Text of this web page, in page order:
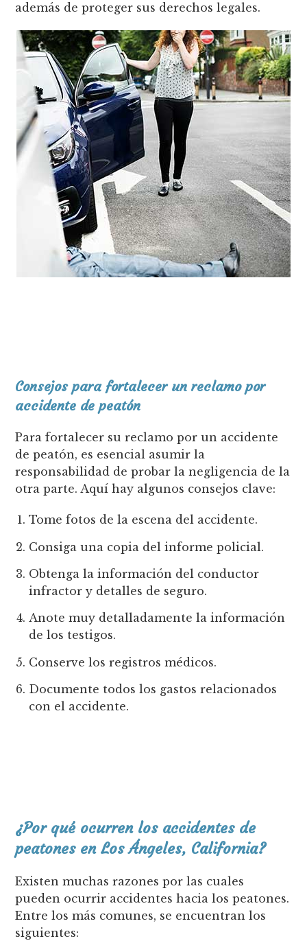
además de proteger sus derechos legales.
Consejos para fortalecer un reclamo por
accidente de peatón
Para fortalecer su reclamo por un accidente
de peatón, es esencial asumir la
responsabilidad de probar la negligencia de la
otra parte. Aquí hay algunos consejos clave:
Tome fotos de la escena del accidente.
Consiga una copia del informe policial.
Obtenga la información del conductor
infractor y detalles de seguro.
Anote muy detalladamente la información
de los testigos.
Conserve los registros médicos.
Documente todos los gastos relacionados
con el accidente.
¿Por qué ocurren los accidentes de
peatones en Los Ángeles, California?
Existen muchas razones por las cuales
pueden ocurrir accidentes hacia los peatones.
Entre los más comunes, se encuentran los
siguientes: